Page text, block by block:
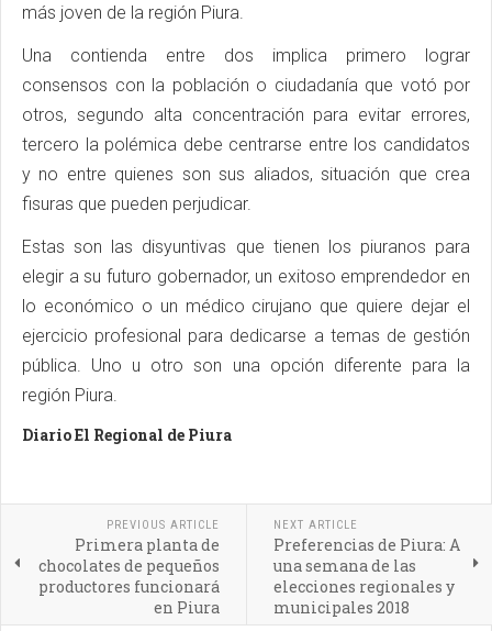
más joven de la región Piura.
Una contienda entre dos implica primero lograr
consensos con la población o ciudadanía que votó por
otros, segundo alta concentración para evitar errores,
tercero la polémica debe centrarse entre los candidatos
y no entre quienes son sus aliados, situación que crea
fisuras que pueden perjudicar.
Estas son las disyuntivas que tienen los piuranos para
elegir a su futuro gobernador, un exitoso emprendedor en
lo económico o un médico cirujano que quiere dejar el
ejercicio profesional para dedicarse a temas de gestión
pública. Uno u otro son una opción diferente para la
región Piura.
Diario El Regional de Piura
PREVIOUS ARTICLE
Primera planta de
chocolates de pequeños
productores funcionará
en Piura
NEXT ARTICLE
Preferencias de Piura: A
una semana de las
elecciones regionales y
municipales 2018